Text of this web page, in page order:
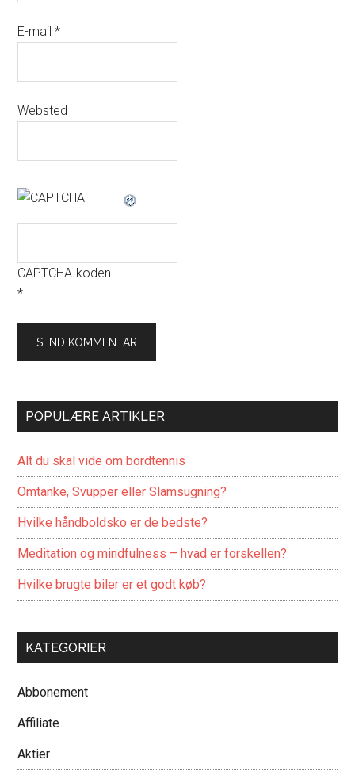
E-mail*
Websted
CAPTCHA-koden
*
POPULÆRE ARTIKLER
Alt du skal vide om bordtennis
Omtanke, Svupper eller Slamsugning?
Hvilke håndboldsko er de bedste?
Meditation og mindfulness – hvad er forskellen?
Hvilke brugte biler er et godt køb?
KATEGORIER
Abbonement
Affiliate
Aktier